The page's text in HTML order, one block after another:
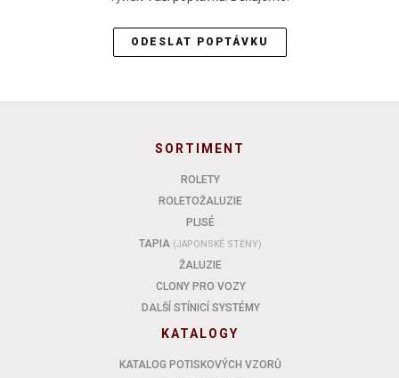
SORTIMENT
ROLETY
ROLETOŽALUZIE
PLISÉ
TAPIA (JAPONSKÉ STĚNY)
ŽALUZIE
CLONY PRO VOZY
DALŠÍ STÍNICÍ SYSTÉMY
KATALOGY
KATALOG POTISKOVÝCH VZORŮ